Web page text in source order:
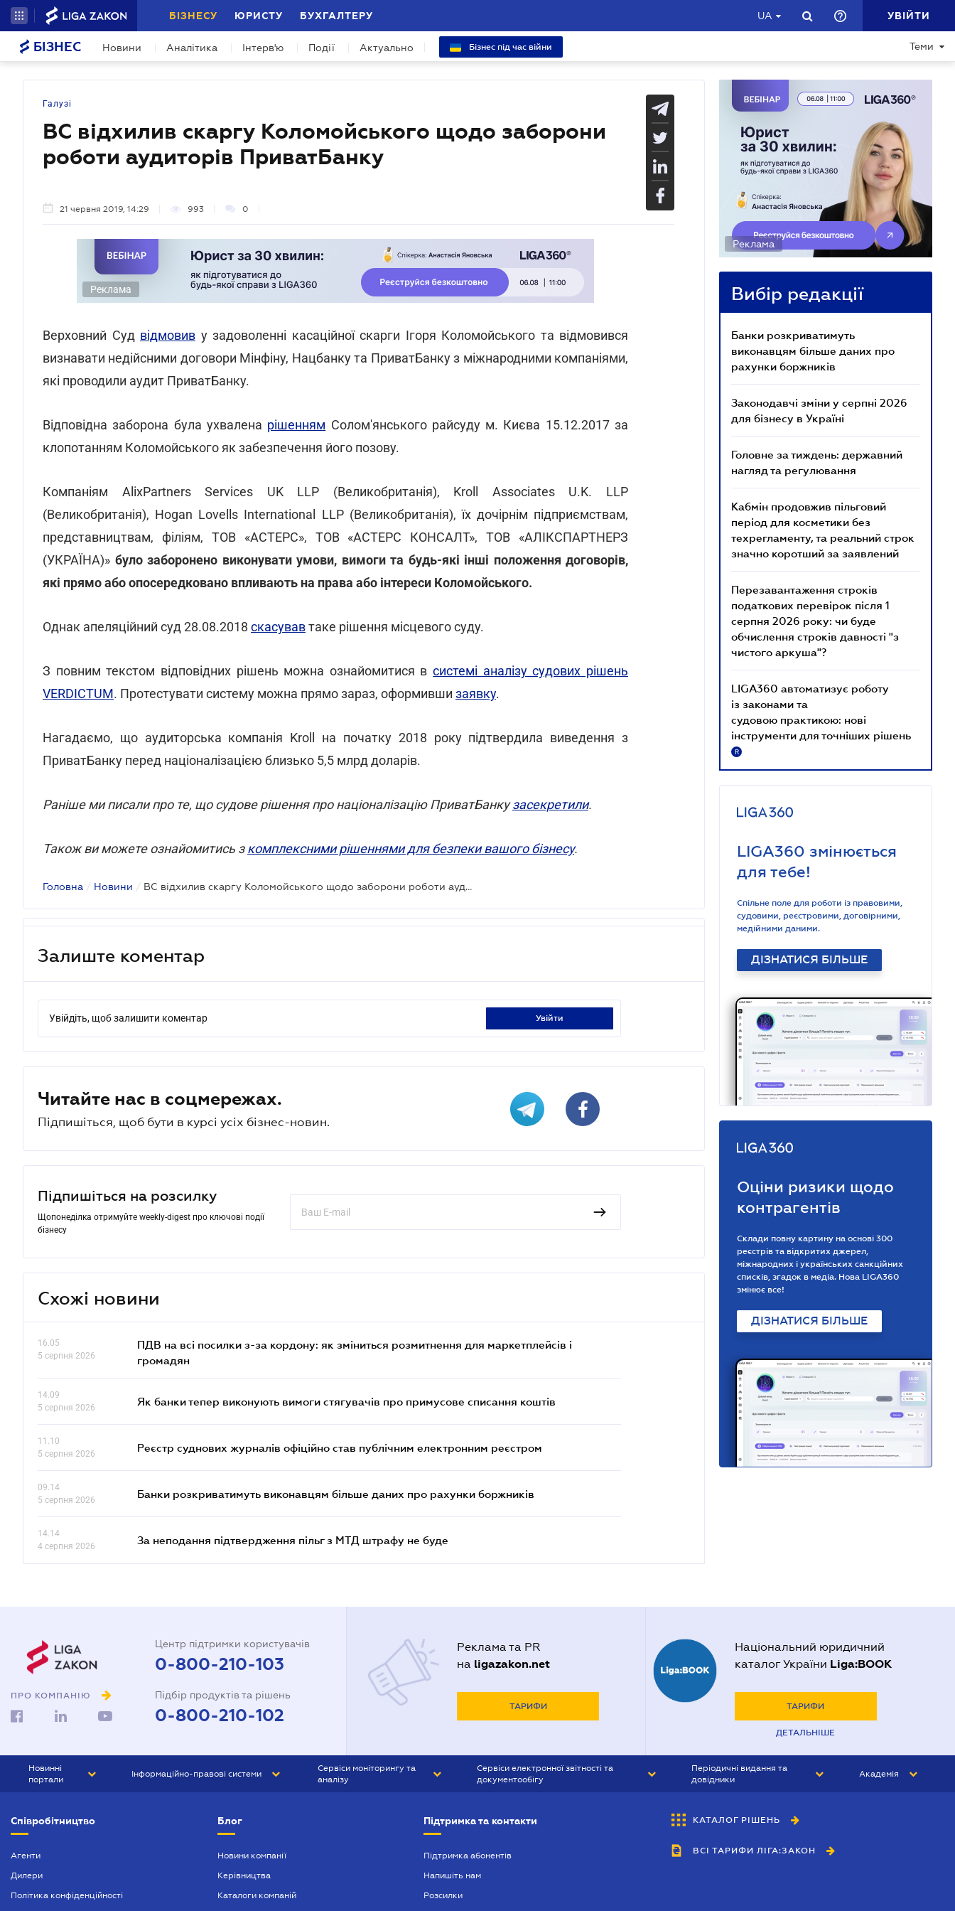
БІЗНЕСУ ЮРИСТУ БУХГАЛТЕРУ UA УВІЙТИ
БІЗНЕС Новини Аналітика Інтерв'ю Події Актуально Бізнес під час війни Теми
Галузі
ВС відхилив скаргу Коломойського щодо заборони
роботи аудиторів ПриватБанку
21 червня 2019, 14:29 993 0
Реклама
Верховний Суд відмовив у задоволенні касаційної скарги Ігоря Коломойського та відмовився
визнавати недійсними договори Мінфіну, Нацбанку та ПриватБанку з міжнародними компаніями,
які проводили аудит ПриватБанку.
Відповідна заборона була ухвалена рішенням Солом'янського райсуду м. Києва 15.12.2017 за
клопотанням Коломойського як забезпечення його позову.
Компаніям AlixPartners Services UK LLP (Великобританія), Kroll Associates U.K. LLP
(Великобританія), Hogan Lovells International LLP (Великобританія), їх дочірнім підприємствам,
представництвам, філіям, ТОВ «АСТЕРС», ТОВ «АСТЕРС КОНСАЛТ», ТОВ «АЛІКСПАРТНЕРЗ
(УКРАЇНА)» було заборонено виконувати умови, вимоги та будь-які інші положення договорів,
які прямо або опосередковано впливають на права або інтереси Коломойського.
Однак апеляційний суд 28.08.2018 скасувавтаке рішення місцевого суду.
З повним текстом відповідних рішень можна ознайомитися всистемі аналізу судових рішень
VERDICTUM. Протестувати систему можна прямо зараз, оформивши заявку.
Нагадаємо, що аудиторська компанія Kroll на початку 2018 року підтвердила виведення з
ПриватБанку перед націоналізацією близько 5,5 млрд доларів.
Раніше ми писали про те, що судове рішення про націоналізацію ПриватБанкузасекретили.
Також ви можете ознайомитись зкомплексними рішеннями для безпеки вашого бізнесу.
Головна / Новини / ВС відхилив скаргу Коломойського щодо заборони роботи аудиторів ПриватБанку
Залиште коментар
Увійдіть, щоб залишити коментар увійти
Читайте нас в соцмережах.
Підпишіться, щоб бути в курсі усіх бізнес-новин.
Підпишіться на розсилку
Щопонеділка отримуйте weekly-digest про ключові події
бізнесу
Схожі новини
16.05
5 серпня 2026
ПДВ на всі посилки з-за кордону: як зміниться розмитнення для маркетплейсів і
громадян
14.09
5 серпня 2026
Як банки тепер виконують вимоги стягувачів про примусове списання коштів
11.10
5 серпня 2026
Реєстр суднових журналів офіційно став публічним електронним реєстром
09.14
5 серпня 2026
Банки розкриватимуть виконавцям більше даних про рахунки боржників
14.14
4 серпня 2026
За неподання підтвердження пільг з МТД штрафу не буде
Реклама
Вибір редакції
Банки розкриватимуть
виконавцям більше даних про
рахунки боржників
Законодавчі зміни у серпні 2026
для бізнесу в Україні
Головне за тиждень: державний
нагляд та регулювання
Кабмін продовжив пільговий
період для косметики без
техрегламенту, та реальний строк
значно коротший за заявлений
Перезавантаження строків
податкових перевірок після 1
серпня 2026 року: чи буде
обчислення строків давності "з
чистого аркуша"?
LIGA360 автоматизує роботу
із законами та
судовою практикою: нові
інструменти для точніших рішень
R
LIGA360 змінюється
для тебе!
Спільне поле для роботи із правовими,
судовими, реєстровими, договірними,
медійними даними.
ДІЗНАТИСЯ БІЛЬШЕ
Оціни ризики щодо
контрагентів
Склади повну картину на основі 300
реєстрів та відкритих джерел,
міжнародних і українських санкційних
списків, згадок в медіа. Нова LIGA360
змінює все!
ДІЗНАТИСЯ БІЛЬШЕ
ПРО КОМПАНІЮ
Центр підтримки користувачів
0-800-210-103
Підбір продуктів та рішень
0-800-210-102
Реклама та PR
на ligazakon.net
ТАРИФИ
Національний юридичний
каталог України Liga:BOOK
ТАРИФИ
ДЕТАЛЬНІШЕ
Новинні
портали
БІЗНЕС
Інформаційно-правові системи
БУХГАЛТЕР ПРОФ
Сервіси моніторингу та
аналізу
Сервіси електронної звітності та
документообігу
Періодичні видання та
довідники
БУХГАЛТЕР&ЗАКОН
ВІСНИК МСФЗ
Академія
Співробітництво
Агенти
Дилери
Політика конфіденційності
Блог
Новини компанії
Керівництва
Каталоги компаній
Підтримка та контакти
Підтримка абонентів
Напишіть нам
Розсилки
КАТАЛОГ РІШЕНЬ
ВСІ ТАРИФИ ЛІГА:ЗАКОН